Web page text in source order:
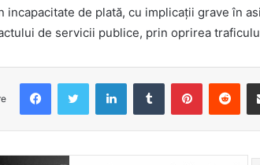
incapacitate de plată, cu implicații grave în
de servicii publice, prin oprirea
FacebookTwitter LinkedInTumblr Pinterest